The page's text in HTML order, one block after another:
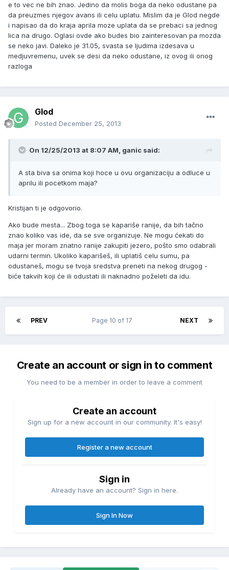
e to vec ne bih znao. Jedino da molis boga da neko odustane pa
da preuzmes njegov avans ili celu uplatu. Mislim da je Glod negde
i napisao da do kraja aprila moze uplata da se prebaci sa jednog
lica na drugo. Oglasi ovde ako budes bio zainteresovan pa mozda
se neko javi. Daleko je 31.05, svasta se ljudima izdesava u
medjuvremenu, uvek se desi da neko odustane, iz ovog ili onog
razloga
Glod
Posted December 25, 2013
On 12/25/2013 at 8:07 AM, ganic said:
A sta biva sa onima koji hoce u ovu organizaciju a odluce u
aprilu ili pocetkom maja?
Kristijan ti je odgovorio.
Ako bude mesta... Zbog toga se kapariše ranije, da bih tačno
znao koliko vas ide, da se sve organizuje. Ne mogu ćekati do
maja jer moram znatno ranije zakupiti jezero, pošto smo odabrali
udarni termin. Ukoliko kaparišeš, ili uplatiš celu sumu, pa
odustaneš, mogu se tvoja sredstva preneti na nekog drugog -
biće takvih koji će ili odustati ili naknadno poželeti da idu.
PREV NEXT
Page 10 of 17
Create an account or sign in to comment
You need to be a member in order to leave a comment
Create an account
Sign up for a new account in our community. It's easy!
Register a new account
Sign in
Already have an account? Sign in here.
Sign In Now